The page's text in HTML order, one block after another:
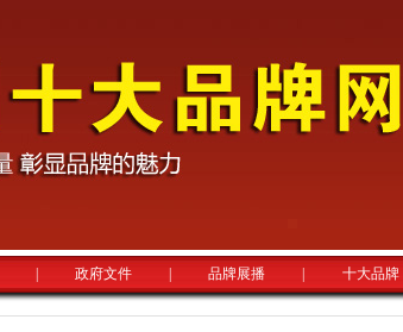
政府文件 品牌展播 十大品牌